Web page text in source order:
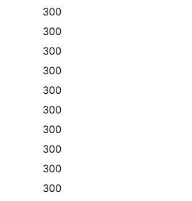
300
300
300
300
300
300
300
300
300
300